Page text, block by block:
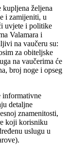
kupljena željena
i zamijeniti, u
uvjete i politike
Valamara i
na vaučeru su:
za obiteljske
na vaučerima će
broj noge i opseg
informativne
detaljne
znamenitosti,
koji korisniku
uslugu u